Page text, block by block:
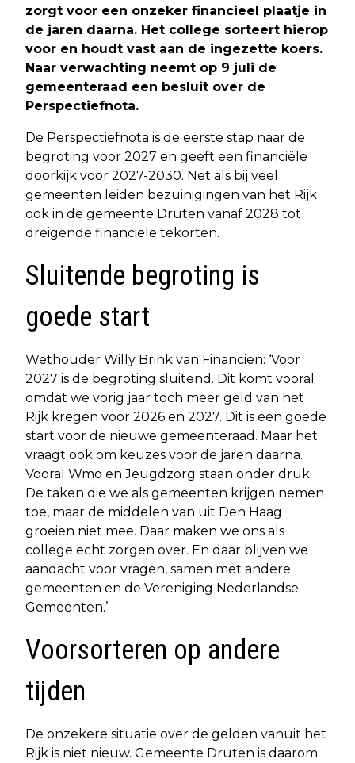
zorgt voor een onzeker financieel plaatje in
de jaren daarna. Het college sorteert hierop
voor en houdt vast aan de ingezette koers.
Naar verwachting neemt op 9 juli de
gemeenteraad een besluit over de
Perspectiefnota.
De Perspectiefnota is de eerste stap naar de
begroting voor 2027 en geeft een financiële
doorkijk voor 2027-2030. Net als bij veel
gemeenten leiden bezuinigingen van het Rijk
ook in de gemeente Druten vanaf 2028 tot
dreigende financiële tekorten.
Sluitende begroting is
goede start
Wethouder Willy Brink van Financiën: ‘Voor
2027 is de begroting sluitend. Dit komt vooral
omdat we vorig jaar toch meer geld van het
Rijk kregen voor 2026 en 2027. Dit is een goede
start voor de nieuwe gemeenteraad. Maar het
vraagt ook om keuzes voor de jaren daarna.
Vooral Wmo en Jeugdzorg staan onder druk.
De taken die we als gemeenten krijgen nemen
toe, maar de middelen van uit Den Haag
groeien niet mee. Daar maken we ons als
college echt zorgen over. En daar blijven we
aandacht voor vragen, samen met andere
gemeenten en de Vereniging Nederlandse
Gemeenten.’
Voorsorteren op andere
tijden
De onzekere situatie over de gelden vanuit het
Rijk is niet nieuw. Gemeente Druten is daarom